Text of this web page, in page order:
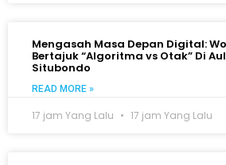
Mengasah Masa Depan Digital:
Bertajuk “Algoritma vs Otak” Di
Situbondo
READ MORE »
17 jam Yang Lalu 17 jam Yang Lalu